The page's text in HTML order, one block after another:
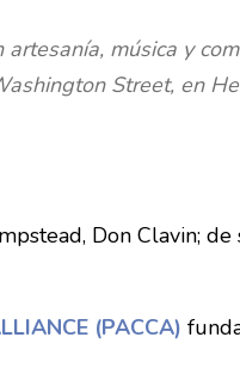
música y
Street, en
Don Clavin;
(PACCA)